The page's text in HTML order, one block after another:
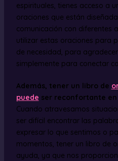
espirituales, tienes acceso a
oraciones que están
comunicación con diferentes
utilizar estas oraciones para
de necesidad, para
simplemente para conectar
Además, tener un libro de
puede ser reconfortante
Cuando atravesamos
ser difícil encontrar las
expresar lo que sentimos o
momentos, tener un libro de
ayuda, ya que nos